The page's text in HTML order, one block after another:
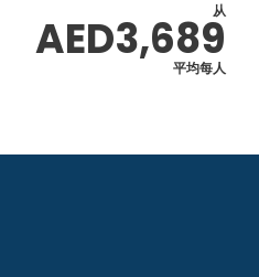
从
AED3,689
平均每人